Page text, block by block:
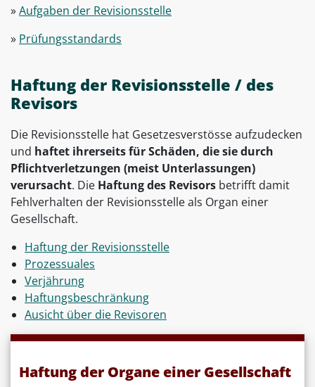
»Aufgaben der Revisionsstelle
» Prüfungsstandards
Haftung der Revisionsstelle / des
Revisors
Die Revisionsstelle hat Gesetzesverstösse aufzudecken
und haftet ihrerseits für Schäden, die sie durch
Pflichtverletzungen (meist Unterlassungen)
verursacht. Die Haftung des Revisors betrifft damit
Fehlverhalten der Revisionsstelle als Organ einer
Gesellschaft.
Haftung der Revisionsstelle
Prozessuales
Verjährung
Haftungsbeschränkung
Ausicht über die Revisoren
Haftung der Organe einer Gesellschaft